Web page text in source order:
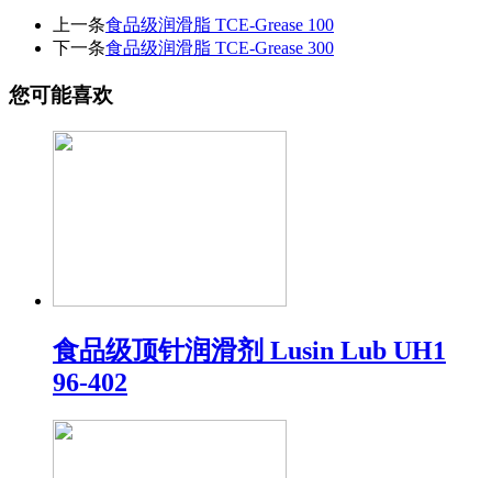
上一条食品级润滑脂 TCE-Grease 100
下一条食品级润滑脂 TCE-Grease 300
您可能喜欢
食品级顶针润滑剂 Lusin Lub UH1
96-402